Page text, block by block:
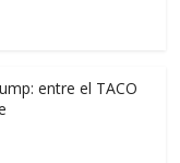
entre el TACO